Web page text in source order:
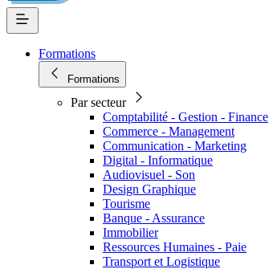
Formations
Formations
Par secteur
Comptabilité - Gestion - Finance
Commerce - Management
Communication - Marketing
Digital - Informatique
Audiovisuel - Son
Design Graphique
Tourisme
Banque - Assurance
Immobilier
Ressources Humaines - Paie
Transport et Logistique